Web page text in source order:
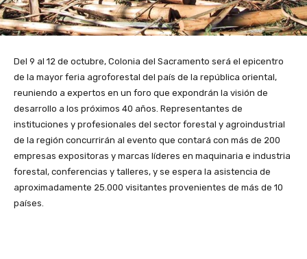
Del 9 al 12 de octubre, Colonia del Sacramento será el epicentro
de la mayor feria agroforestal del país de la república oriental,
reuniendo a expertos en un foro que expondrán la visión de
desarrollo a los próximos 40 años. Representantes de
instituciones y profesionales del sector forestal y agroindustrial
de la región concurrirán al evento que contará con más de 200
empresas expositoras y marcas líderes en maquinaria e industria
forestal, conferencias y talleres, y se espera la asistencia de
aproximadamente 25.000 visitantes provenientes de más de 10
países.